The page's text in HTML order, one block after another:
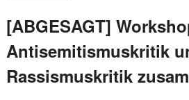
[ABGESAGT]
Antisemitismuskritik
Rassismuskritik